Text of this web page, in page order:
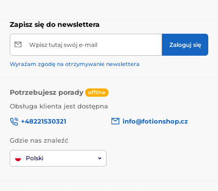
Zapisz się do newslettera
Wpisz tutaj swój e-mail Zaloguj się
Wyrażam zgodę na otrzymywanie newslettera
Potrzebujesz porady offline
Obsługa klienta jest dostępna
+48221530321
info@fotionshop.cz
Gdzie nas znaleźć
Polski